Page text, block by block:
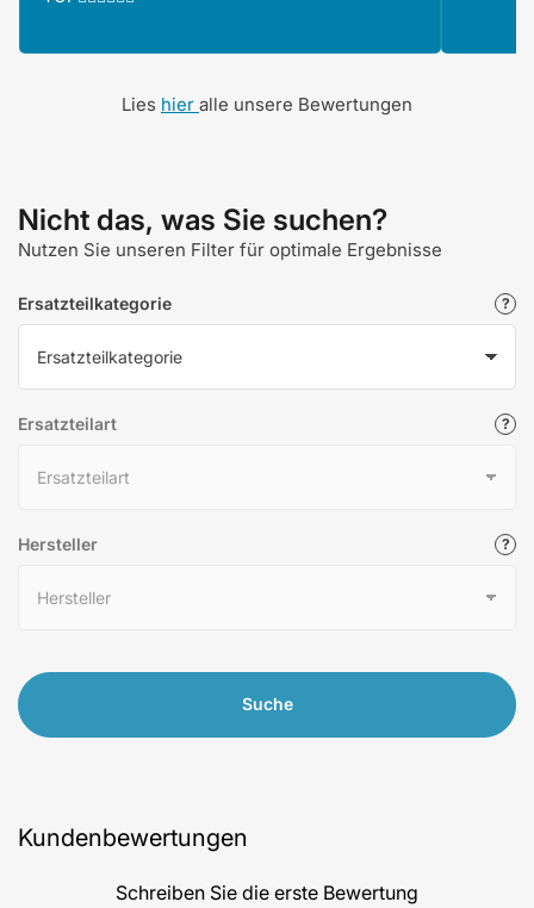
Lies hier alle unsere Bewertungen
Nicht das, was Sie suchen?
Nutzen Sie unseren Filter für optimale Ergebnisse
Ersatzteilkategorie
Ersatzteilart
Hersteller
Suche
Kundenbewertungen
Schreiben Sie die erste Bewertung